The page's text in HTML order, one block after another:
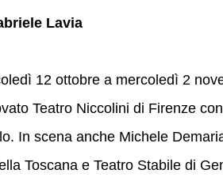
Lavia
12 ottobre a mercoledì 2
Teatro Niccolini di Firenze
In scena anche Michele
Toscana e Teatro Stabile di